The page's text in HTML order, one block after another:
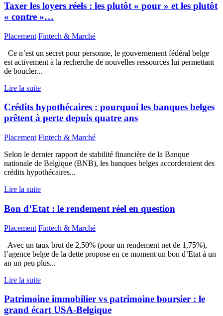
Taxer les loyers réels : les plutôt « pour » et les plutôt
« contre »…
Placement Fintech & Marché
Ce n’est un secret pour personne, le gouvernement fédéral belge
est activement à la recherche de nouvelles ressources lui permettant
de boucler...
Lire la suite
Crédits hypothécaires : pourquoi les banques belges
prêtent à perte depuis quatre ans
Placement Fintech & Marché
Selon le dernier rapport de stabilité financière de la Banque
nationale de Belgique (BNB), les banques belges accorderaient des
crédits hypothécaires...
Lire la suite
Bon d’Etat : le rendement réel en question
Placement Fintech & Marché
Avec un taux brut de 2,50% (pour un rendement net de 1,75%),
l’agence belge de la dette propose en ce moment un bon d’Etat à un
an un peu plus...
Lire la suite
Patrimoine immobilier vs patrimoine boursier : le
grand écart USA-Belgique